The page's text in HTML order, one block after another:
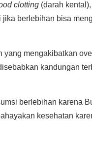
clotting (darah
berlebihan bisa
yang mengakibatkan
kandungan
berlebihan karena
kesehatan